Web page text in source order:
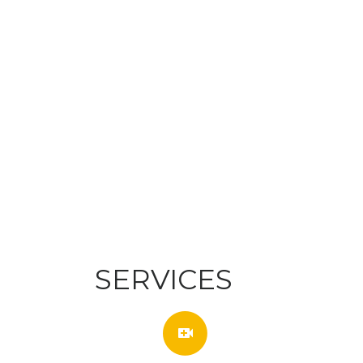
SERVICES
video_call